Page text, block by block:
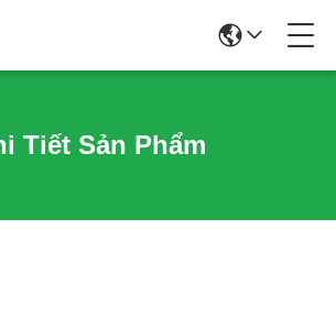
Tiết Sản Phẩm